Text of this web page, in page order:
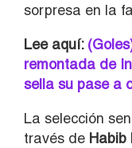
sorpresa en la
Lee aquí:
remontada de
sella su pase a
La selección
través de Habib